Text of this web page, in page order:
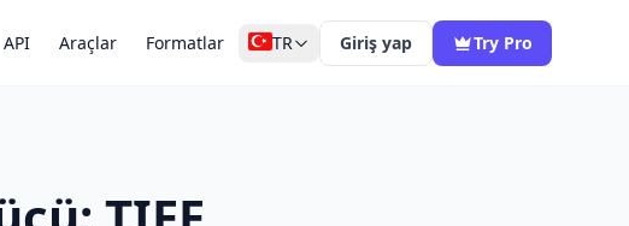
API Araçlar Formatlar TR Giriş yap Try Pro